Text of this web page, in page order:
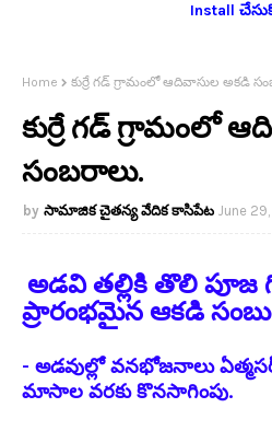
Install
Home కుర్రే గడ్ గ్రామంలో ఆదివాసుల అకడి
కుర్రే గడ్ గ్రామంలో
సంబరాలు.
సామాజిక చైతన్య వేదిక కాసిపేట June
అడవి తల్లికి తొలి
ప్రారంభమైన ఆకడి
- అడవుల్లో వనభోజనాలు
మాసాల వరకు కొనసాగింపు.